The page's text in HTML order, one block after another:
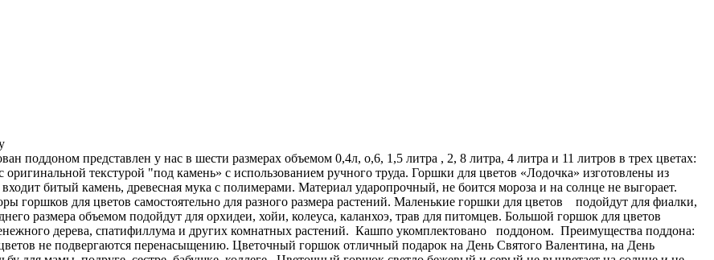
поддоном представлен у нас в шести размерах объемом 0,4л, о,6, 1,5 литра , 2, 8 литра, 4 литра и 11 литров в трех цветах:
текстурой "под камень» с использованием ручного труда. Горшки для цветов «Лодочка» изготовлены из
битый камень, древесная мука с полимерами. Материал ударопрочный, не боится мороза и на солнце не выгорает.
горшков для цветов самостоятельно для разного размера растений. Маленькие горшки для цветов подойдут для фиалки,
размера объемом подойдут для орхидеи, хойи, колеуса, каланхоэ, трав для питомцев. Большой горшок для цветов
дерева, спатифиллума и других комнатных растений. Кашпо укомплектовано поддоном. Преимущества поддона:
не подвергаются перенасыщению. Цветочный горшок отличный подарок на День Святого Валентина, на День